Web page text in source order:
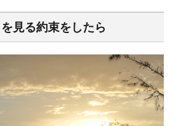
見る約束をしたら